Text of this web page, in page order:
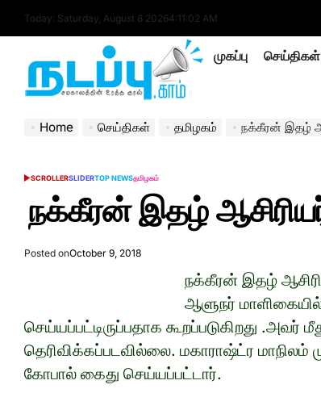
Today: Saturday, August 8 20264:11:03 AM
nadappu.com
முகப்பு செய்திகள்
Home செய்திகள் தமிழகம் நக்கீரன் இதழ்
POSTED
SCROLLERSLIDERTOP NEWSதமிழகம்
நக்கீரன் இதழ்
Posted onOctober 9, 2018
நக்கீரன் இதழ்
ஆளுநர்
செய்யப்பட்டிருப்பதாக கூறப்படுகிறது
தெரிவிக்கப்படவில்லை. மகாராஷ்ட்ர
கோபால் கைது செய்யப்பட்டார்.